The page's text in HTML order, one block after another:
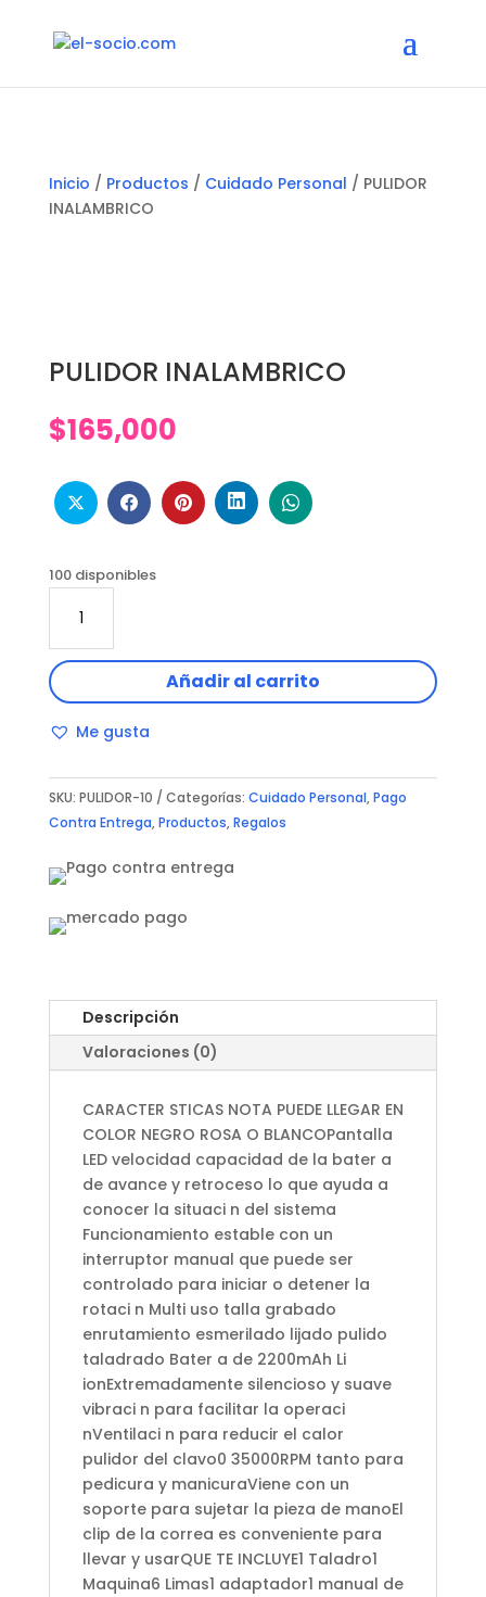
Inicio / Productos / Cuidado Personal / PULIDOR
INALAMBRICO
PULIDOR INALAMBRICO
$165,000
100 disponibles
INALAMBRICO
cantidad
Añadir al carrito
Me gusta
SKU: PULIDOR-10 Categorías: Cuidado Personal,Pago
Contra Entrega,Productos,Regalos
Descripción
Valoraciones (0)
CARACTER STICAS NOTA PUEDE LLEGAR EN
COLOR NEGRO ROSA O BLANCOPantalla
LED velocidad capacidad de la bater a
de avance y retroceso lo que ayuda a
conocer la situaci n del sistema
Funcionamiento estable con un
interruptor manual que puede ser
controlado para iniciar o detener la
rotaci n Multi uso talla grabado
enrutamiento esmerilado lijado pulido
taladrado Bater a de 2200mAh Li
ionExtremadamente silencioso y suave
vibraci n para facilitar la operaci
nVentilaci n para reducir el calor
pulidor del clavo0 35000RPM tanto para
pedicura y manicuraViene con un
soporte para sujetar la pieza de manoEl
clip de la correa es conveniente para
llevar y usarQUE TE INCLUYE1 Taladro1
Maquina6 Limas1 adaptador1 manual de